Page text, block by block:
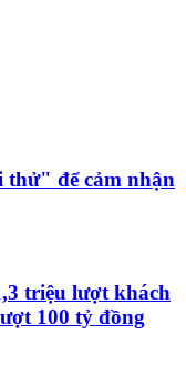
để cảm nhận
triệu lượt khách
100 tỷ đồng